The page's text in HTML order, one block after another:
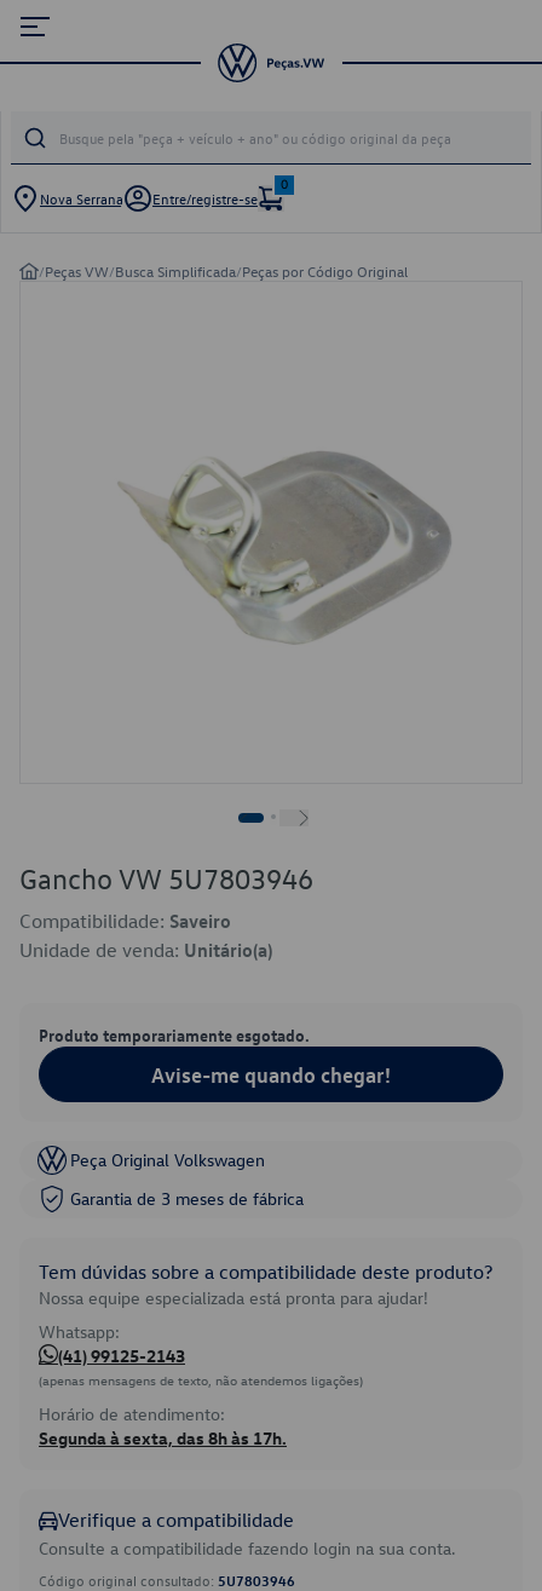
Nova Serrana Entre/registre-se
0
/Peças VW/Busca Simplificada/Peças por Código Original
Gancho VW 5U7803946
Compatibilidade: Saveiro
Unidade de venda: Unitário(a)
Produto temporariamente esgotado.
Avise-me quando chegar!
Peça Original Volkswagen
Garantia de 3 meses de fábrica
Tem dúvidas sobre a compatibilidade deste produto?
Nossa equipe especializada está pronta para ajudar!
Whatsapp:
(41) 99125-2143
(apenas mensagens de texto, não atendemos ligações)
Horário de atendimento:
Segunda à sexta, das 8h às 17h.
Verifique a compatibilidade
Consulte a compatibilidade fazendo login na sua conta.
Código original consultado: 5U7803946